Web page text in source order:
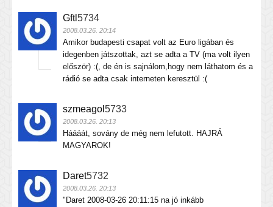
Gftl5734
2008.03.26. 20:14
Amikor budapesti csapat volt az Euro ligában és
idegenben játszottak, azt se adta a TV (ma volt ilyen
először) :(, de én is sajnálom,hogy nem láthatom és a
rádió se adta csak interneten keresztül :(
szmeagol 5733
2008.03.26. 20:13
Háááát, sovány de még nem lefutott. HAJRÁ
MAGYAROK!
Daret5732
2008.03.26. 20:13
"Daret 2008-03-26 20:11:15 na jó inkább